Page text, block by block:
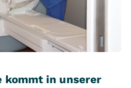
kommt in unserer